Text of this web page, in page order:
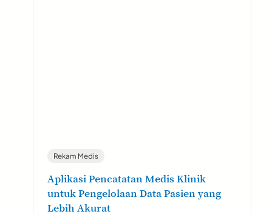
Rekam Medis
Aplikasi Pencatatan Medis Klinik
untuk Pengelolaan Data Pasien yang
Lebih Akurat